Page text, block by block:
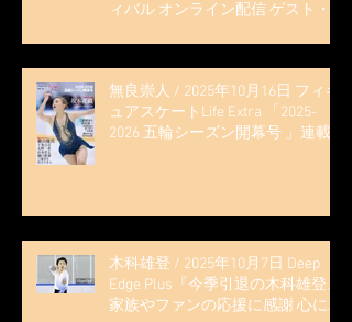
ィバル オンライン配信 ゲスト・
無良崇人 / 2025年10月16日 フィギ
ュアスケートLife Extra 「2025-
2026 五輪シーズン開幕号 」連載
木科雄登 / 2025年10月7日 Deep
Edge Plus『今季引退の木科雄登、
家族やファンの応援に感謝 心に響